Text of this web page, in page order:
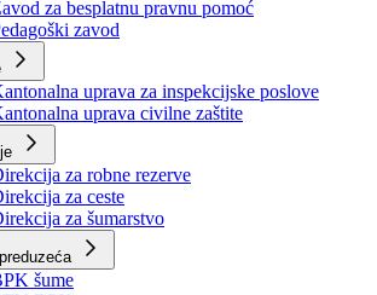
zdravstvenog osiguranja
Zavod za javno zdravstvo
za besplatnu pravnu pomoć
zavod
uprava za inspekcijske poslove
uprava civilne zaštite
Direkcija za robne rezerve
za ceste
za šumarstvo